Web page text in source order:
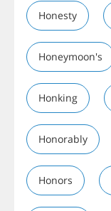
Honesty
Honeymoon's
Honking
Honorably
Honors